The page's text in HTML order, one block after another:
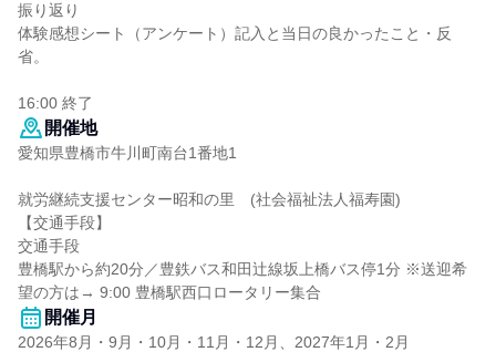
振り返り
体験感想シート（アンケート）記入と当日の良かったこと・反
省。
16:00 終了
開催地
愛知県豊橋市牛川町南台1番地1
就労継続支援センター昭和の里 (社会福祉法人福寿園)
【交通手段】
交通手段
豊橋駅から約20分／豊鉄バス和田辻線坂上橋バス停1分 ※送迎希
望の方は→ 9:00 豊橋駅西口ロータリー集合
開催月
2026年8月・9月・10月・11月・12月、2027年1月・2月